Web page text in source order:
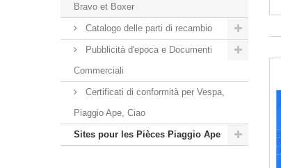
Bravo et Boxer
Catalogo delle parti di recambio
Pubblicità d'epoca e Documenti
Commerciali
Certificati di conformità per Vespa,
Piaggio Ape, Ciao
Sites pour les Pièces Piaggio Ape